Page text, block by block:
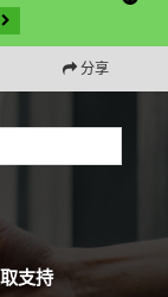
分享
支持